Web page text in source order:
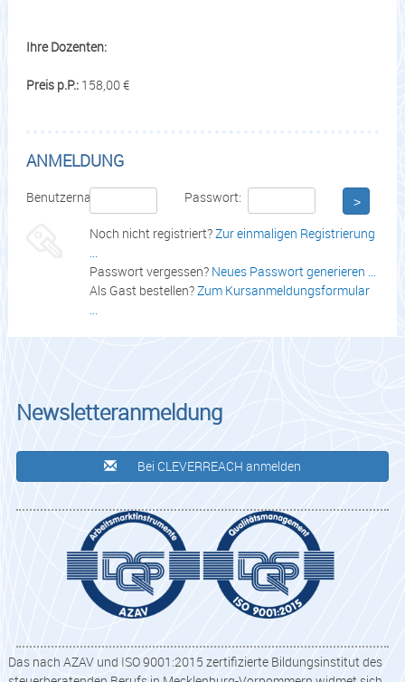
Ihre Dozenten:
Preis p.P.:158,00 €
ANMELDUNG
Benutzername: Passwort: >
Noch nicht registriert?Zur einmaligen Registrierung
Passwort vergessen? Neues Passwort generieren ...
Als Gast bestellen?Zum Kursanmeldungsformular
Newsletteranmeldung
Bei CLEVERREACH anmelden
Das nach AZAV und ISO 9001:2015 zertifizierte Bildungsinstitut des